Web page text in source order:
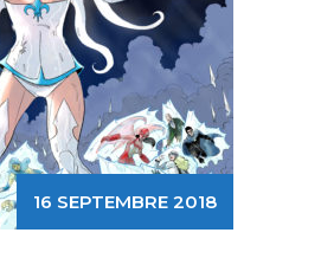
16 SEPTEMBRE 2018